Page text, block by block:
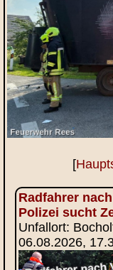
[
Radfahrer
Polizei sucht
Unfallort:
06.08.2026,